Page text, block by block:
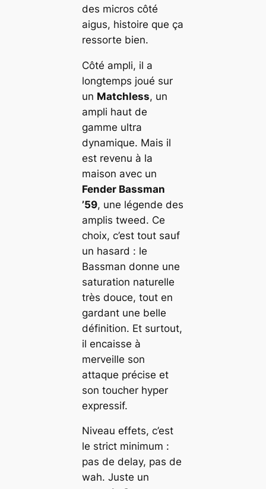
des micros côté
aigus, histoire que ça
ressorte bien.
Côté ampli, il a
longtemps joué sur
un Matchless, un
ampli haut de
gamme ultra
dynamique. Mais il
est revenu à la
maison avec un
Fender Bassman
’59, une légende des
amplis tweed. Ce
choix, c’est tout sauf
un hasard : le
Bassman donne une
saturation naturelle
très douce, tout en
gardant une belle
définition. Et surtout,
il encaisse à
merveille son
attaque précise et
son toucher hyper
expressif.
Niveau effets, c’est
le strict minimum :
pas de delay, pas de
wah. Juste un